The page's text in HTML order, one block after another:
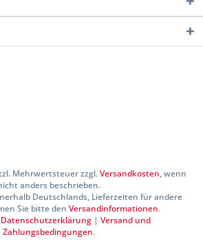
Mehrwertsteuer zzgl.Versandkosten, wenn
anders beschrieben.
Deutschlands, Lieferzeiten für andere
Sie bitte den Versandinformationen.
Datenschutzerklärung | Versand und
Zahlungsbedingungen.